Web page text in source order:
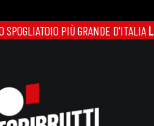
PIÙ GRANDE D'ITALIALO